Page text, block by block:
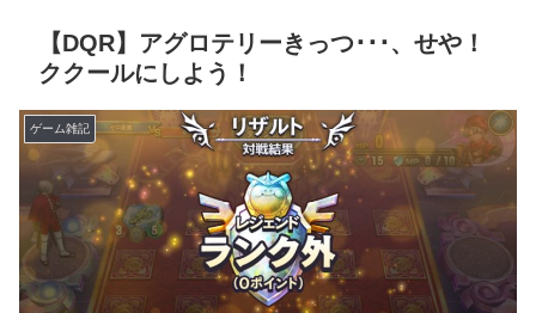
【DQR】アグロテリーきっつ･･･、せや！
ククールにしよう！
ゲーム雑記